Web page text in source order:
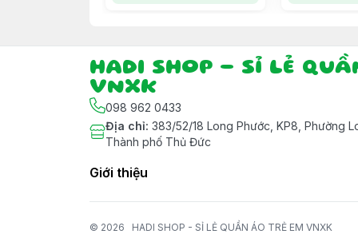
HADI SHOP - SỈ LẺ
VNXK
098 962 0433
Địa chỉ: 383/52/18 Long Phước, KP8, Phường
Thành phố Thủ Đức
Giới thiệu
© 2026 HADI SHOP - SỈ LẺ QUẦN ÁO TRẺ EM VNXK